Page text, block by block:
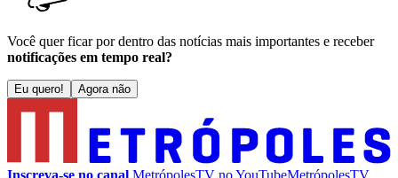
Você quer ficar por dentro das notícias mais importantes e receber
notificações em tempo real?
Eu quero! Agora não